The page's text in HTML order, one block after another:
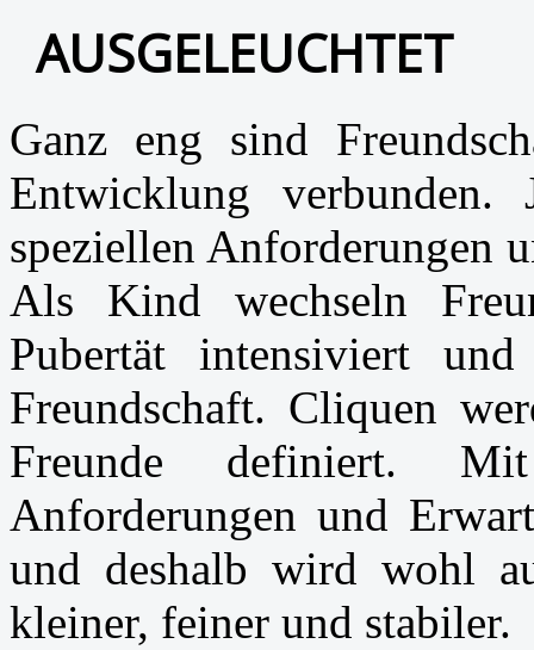
AUSGELEUCHTET
Ganz eng sind
Entwicklung
speziellen Anforderungen
Als Kind wechseln
Pubertät intensiviert
Freundschaft. Cliquen
Freunde definiert.
Anforderungen und
und deshalb wird wohl
kleiner, feiner und stabiler.